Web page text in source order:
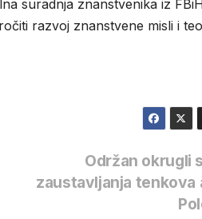
suradnja znanstvenika iz
razvoj znanstvene misli i
Održan okrugli
zaustavljanja tenkova